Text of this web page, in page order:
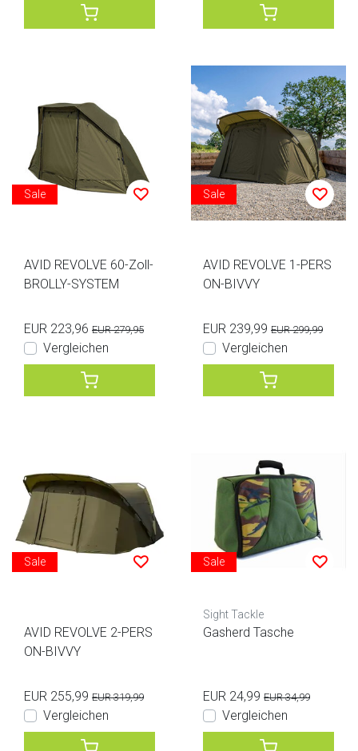
Sale
AVID REVOLVE 60-Zoll-
BROLLY-SYSTEM
EUR 223,96 EUR 279,95
Vergleichen
Sale
AVID REVOLVE 1-PERS
ON-BIVVY
EUR 239,99 EUR 299,99
Vergleichen
Sale
AVID REVOLVE 2-PERS
ON-BIVVY
EUR 255,99 EUR 319,99
Vergleichen
Sale
Sight Tackle
Gasherd Tasche
EUR 24,99 EUR 34,99
Vergleichen